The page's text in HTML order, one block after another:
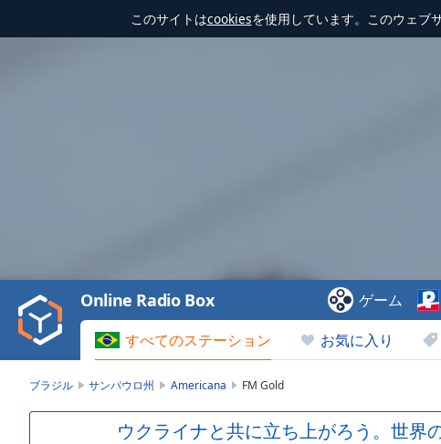
このサイトはcookiesを使用しています。このウェブ
Video
Play
Backward
Skip
Mute
Current
すべてのステーション お気に入り
Online Radio Box ゲーム
ブラジル サンパウロ州 Americana FM Gold
ウクライナと共に立ち上がろう。世界